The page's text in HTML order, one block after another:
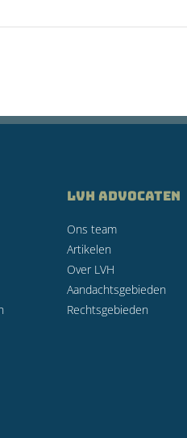
LVH Advocaten
Ons team
Artikelen
Over LVH
Aandachtsgebieden
Rechtsgebieden